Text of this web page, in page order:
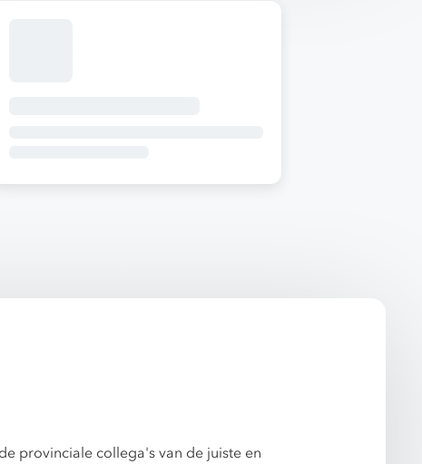
provinciale collega's van de juiste en